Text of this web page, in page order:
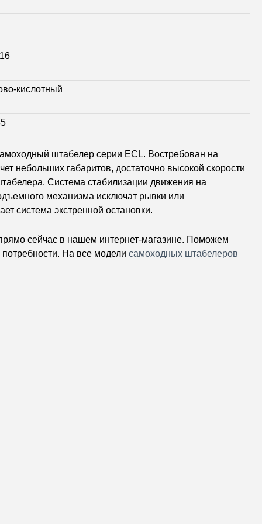
кислотный
штабелер серии ECL. Востребован на
небольших габаритов, достаточно высокой скорости
Система стабилизации движения на
механизма исключат рывки или
система экстренной остановки.
сейчас в нашем интернет-магазине. Поможем
На все модели самоходных штабелеров